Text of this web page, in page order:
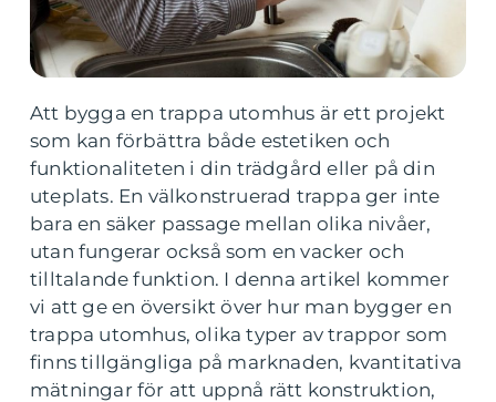
Att bygga en trappa utomhus är ett projekt
som kan förbättra både estetiken och
funktionaliteten i din trädgård eller på din
uteplats. En välkonstruerad trappa ger inte
bara en säker passage mellan olika nivåer,
utan fungerar också som en vacker och
tilltalande funktion. I denna artikel kommer
vi att ge en översikt över hur man bygger en
trappa utomhus, olika typer av trappor som
finns tillgängliga på marknaden, kvantitativa
mätningar för att uppnå rätt konstruktion,